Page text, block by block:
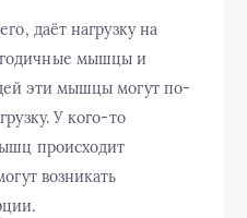
даёт нагрузку на
мышцы и
эти мышцы могут по-
У кого-то
происходит
возникать